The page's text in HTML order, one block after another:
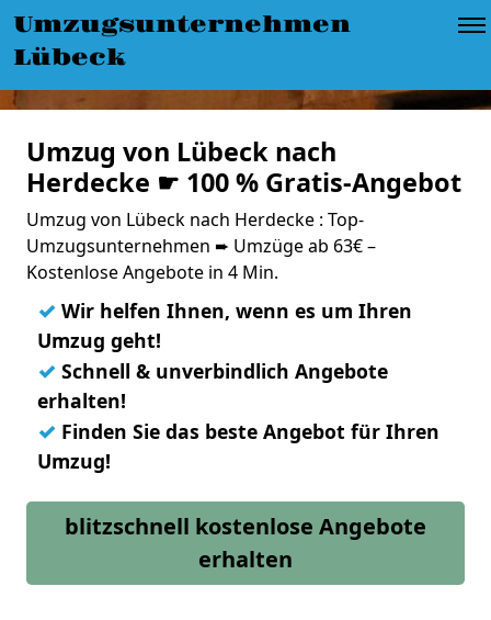
Umzugsunternehmen
Lübeck
Umzug von Lübeck nach
Herdecke ☛ 100 % Gratis-Angebot
Umzug von Lübeck nach Herdecke : Top-
Umzugsunternehmen ➨ Umzüge ab 63€ –
Kostenlose Angebote in 4 Min.
✓ Wir helfen Ihnen, wenn es um Ihren
Umzug geht!
✓ Schnell & unverbindlich Angebote
erhalten!
✓ Finden Sie das beste Angebot für Ihren
Umzug!
blitzschnell kostenlose Angebote
erhalten